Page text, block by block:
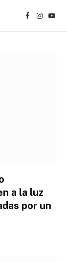
Facebook
a la luz
por un